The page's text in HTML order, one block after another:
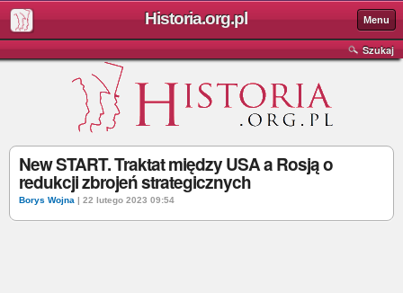
Historia.org.pl Menu
Szukaj
New START. Traktat między USA a Rosją o
redukcji zbrojeń strategicznych
Borys Wojna | 22 lutego 2023 09:54